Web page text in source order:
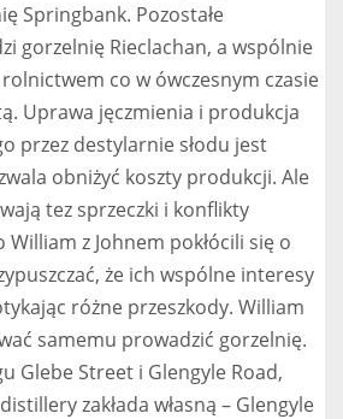
Springbank. Pozostałe
gorzelnię Rieclachan, a wspólnie
co w ówczesnym czasie
Uprawa jęczmienia i produkcja
przez destylarnie słodu jest
obniżyć koszty produkcji. Ale
tez sprzeczki i konflikty
z Johnem pokłócili się o
że ich wspólne interesy
różne przeszkody. William
samemu prowadzić gorzelnię.
Glebe Street i Glengyle Road,
zakłada własną – Glengyle